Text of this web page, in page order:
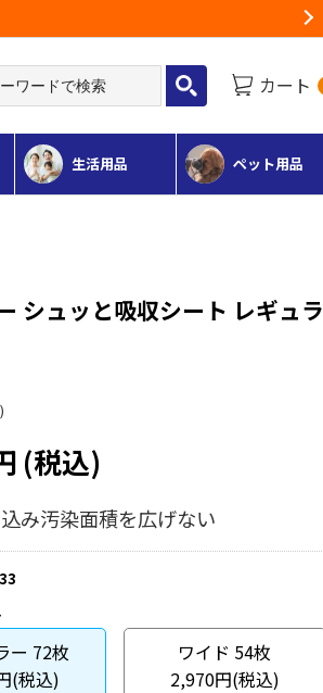
カート
生活用品 ペット用品
シュッと吸収シート レギュラ
)
(税込)
み汚染面積を広げない
ー 72枚
(税込)
ワイド 54枚
2,970円(税込)